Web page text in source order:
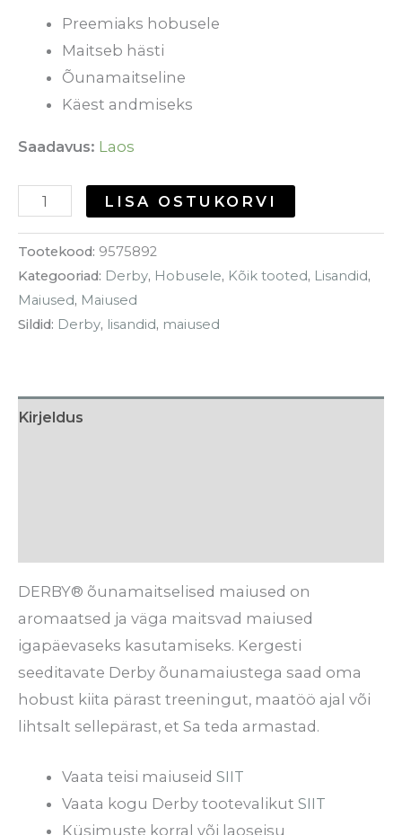
Preemiaks hobusele
Maitseb hästi
Õunamaitseline
Käest andmiseks
Saadavus: Laos
LISA OSTUKORVI
Tootekood: 9575892
Kategooriad: Derby, Hobusele, Kõik tooted, Lisandid,
Maiused, Maiused
Sildid: Derby, lisandid, maiused
Kirjeldus
DERBY® õunamaitselised maiused on
aromaatsed ja väga maitsvad maiused
igapäevaseks kasutamiseks. Kergesti
seeditavate Derby õunamaiustega saad oma
hobust kiita pärast treeningut, maatöö ajal või
lihtsalt sellepärast, et Sa teda armastad.
Vaata teisi maiuseidSIIT
Vaata kogu Derby tootevalikutSIIT
Küsimuste korral või laoseisu